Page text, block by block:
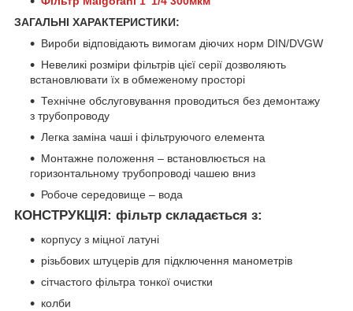
ЗАГАЛЬНІ ХАРАКТЕРИСТИКИ:
Вироби відповідають вимогам діючих норм DIN/DVGW
Невеликі розміри фільтрів цієї серії дозволяють
встановлювати їх в обмеженому просторі
Технічне обслуговування проводиться без демонтажу
з трубопроводу
Легка заміна чаші і фільтруючого елемента
Монтажне положення – встановлюється на
горизонтальному трубопроводі чашею вниз
Робоче середовище – вода
КОНСТРУКЦІЯ : фільтр складається з:
корпусу з міцної латуні
різьбових штуцерів для підключення манометрів
сітчастого фільтра тонкої очистки
колби